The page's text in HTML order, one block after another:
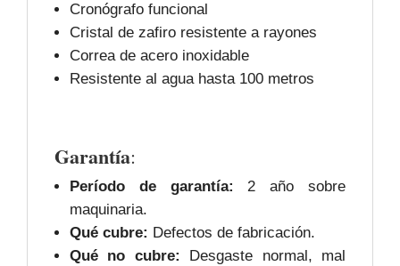
Cronógrafo funcional
Cristal de zafiro resistente a rayones
Correa de acero inoxidable
Resistente al agua hasta 100 metros
Garantía:
Período de garantía: 2 año sobre
maquinaria.
Qué cubre: Defectos de fabricación.
Qué no cubre: Desgaste normal, mal